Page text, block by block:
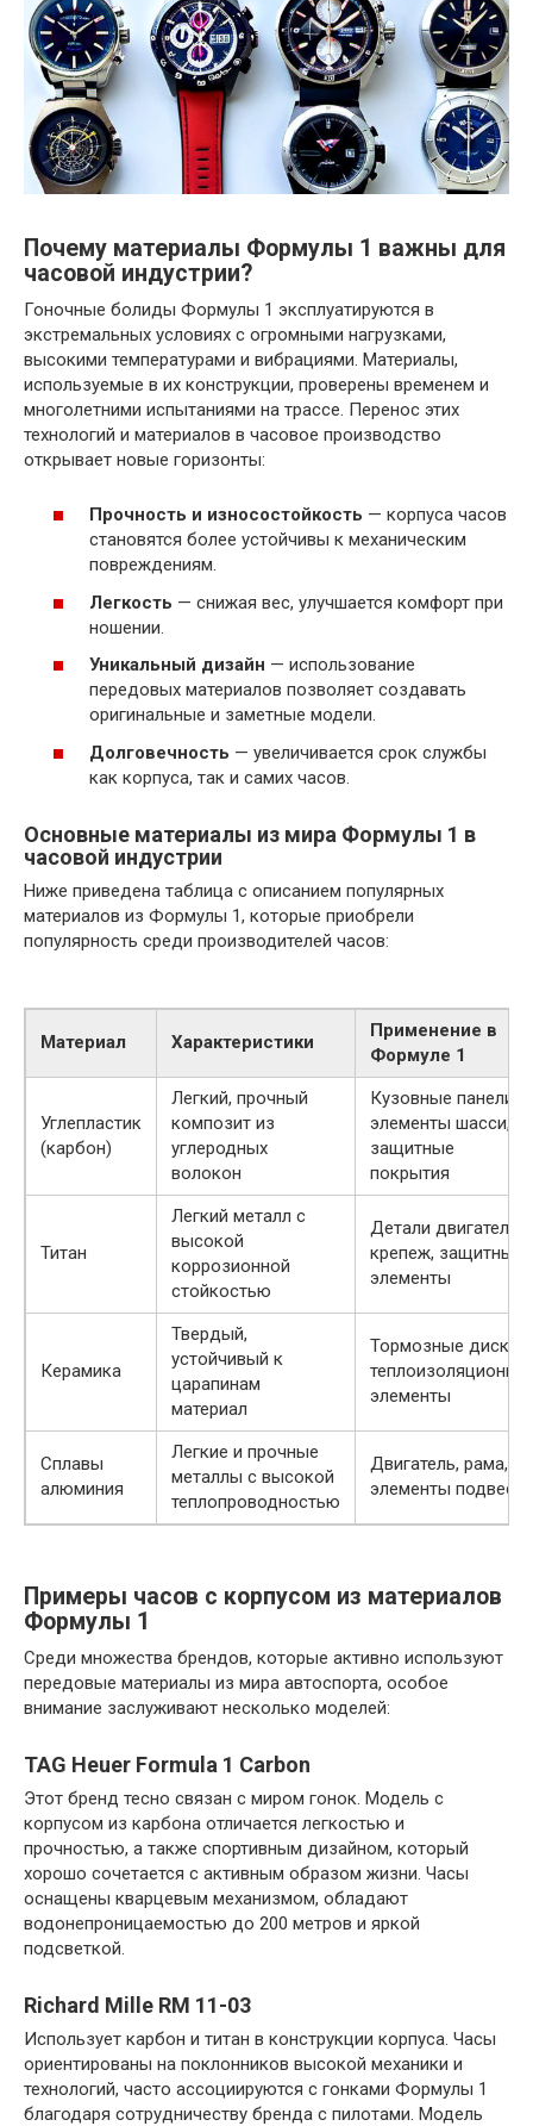
Почему материалы Формулы 1 важны для
часовой индустрии?
Гоночные болиды Формулы 1 эксплуатируются в
экстремальных условиях с огромными нагрузками,
высокими температурами и вибрациями. Материалы,
используемые в их конструкции, проверены временем и
многолетними испытаниями на трассе. Перенос этих
технологий и материалов в часовое производство
открывает новые горизонты:
Прочность и износостойкость — корпуса часов
становятся более устойчивы к механическим
повреждениям.
Легкость — снижая вес, улучшается комфорт при
ношении.
Уникальный дизайн — использование
передовых материалов позволяет создавать
оригинальные и заметные модели.
Долговечность — увеличивается срок службы
как корпуса, так и самих часов.
Основные материалы из мира Формулы 1 в
часовой индустрии
Ниже приведена таблица с описанием популярных
материалов из Формулы 1, которые приобрели
популярность среди производителей часов:
Материал Характеристики
Применение в
Формуле 1
Углепластик
(карбон)
Легкий, прочный
композит из
углеродных
волокон
Кузовные панели,
элементы шасси,
защитные
покрытия
Титан
Легкий металл с
высокой
коррозионной
стойкостью
Детали двигателя,
крепеж, защитные
элементы
Керамика
Твердый,
устойчивый к
царапинам
материал
Тормозные диски,
элементы
Сплавы
алюминия
Легкие и прочные
металлы с высокой
теплопроводностью
Двигатель, рама,
элементы подвески
Примеры часов с корпусом из материалов
Формулы 1
Среди множества брендов, которые активно используют
передовые материалы из мира автоспорта, особое
внимание заслуживают несколько моделей:
TAG Heuer Formula 1 Carbon
Этот бренд тесно связан с миром гонок. Модель с
корпусом из карбона отличается легкостью и
прочностью, а также спортивным дизайном, который
хорошо сочетается с активным образом жизни. Часы
оснащены кварцевым механизмом, обладают
водонепроницаемостью до 200 метров и яркой
подсветкой.
Richard Mille RM 11-03
Использует карбон и титан в конструкции корпуса. Часы
ориентированы на поклонников высокой механики и
технологий, часто ассоциируются с гонками Формулы 1
благодаря сотрудничеству бренда с пилотами. Модель